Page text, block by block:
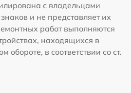
с владельцами
и не представляет их
работ выполняются
находящихся в
обороте, в соответствии со ст.